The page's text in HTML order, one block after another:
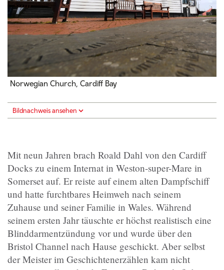
Norwegian Church, Cardiff Bay
Bildnachweis ansehen
Mit neun Jahren brach Roald Dahl von den Cardiff
Docks zu einem Internat in Weston-super-Mare in
Somerset auf. Er reiste auf einem alten Dampfschiff
und hatte furchtbares Heimweh nach seinem
Zuhause und seiner Familie in Wales. Während
seinem ersten Jahr täuschte er höchst realistisch eine
Blinddarmentzündung vor und wurde über den
Bristol Channel nach Hause geschickt. Aber selbst
der Meister im Geschichtenerzählen kam nicht